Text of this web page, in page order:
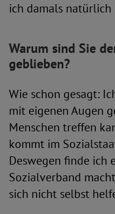
ich damals
Warum sind Sie
geblieben?
Wie schon gesagt:
mit eigenen Augen
Menschen treffen
kommt im
Deswegen finde ich
Sozialverband
sich nicht selbst